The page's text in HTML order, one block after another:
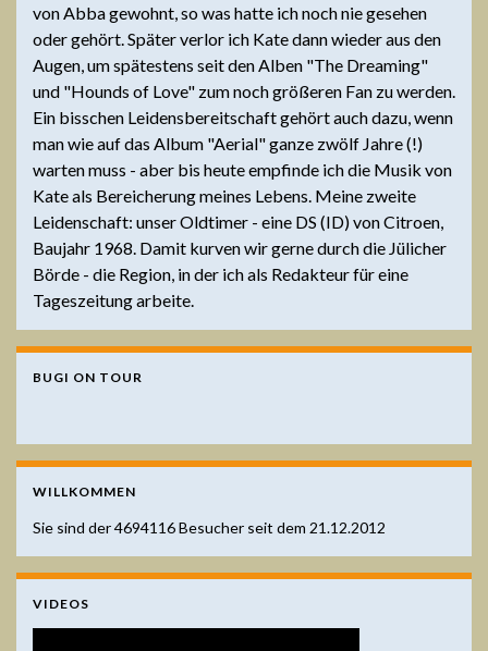
von Abba gewohnt, so was hatte ich noch nie gesehen
oder gehört. Später verlor ich Kate dann wieder aus den
Augen, um spätestens seit den Alben "The Dreaming"
und "Hounds of Love" zum noch größeren Fan zu werden.
Ein bisschen Leidensbereitschaft gehört auch dazu, wenn
man wie auf das Album "Aerial" ganze zwölf Jahre (!)
warten muss - aber bis heute empfinde ich die Musik von
Kate als Bereicherung meines Lebens. Meine zweite
Leidenschaft: unser Oldtimer - eine DS (ID) von Citroen,
Baujahr 1968. Damit kurven wir gerne durch die Jülicher
Börde - die Region, in der ich als Redakteur für eine
Tageszeitung arbeite.
BUGI ON TOUR
WILLKOMMEN
Sie sind der4694116Besucher seit dem 21.12.2012
VIDEOS